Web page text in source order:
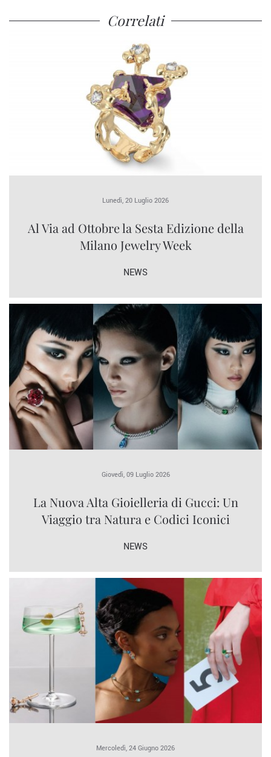
Correlati
Lunedì, 20 Luglio 2026
Al Via ad Ottobre la Sesta Edizione della
Milano Jewelry Week
NEWS
Giovedì, 09 Luglio 2026
La Nuova Alta Gioielleria di Gucci: Un
Viaggio tra Natura e Codici Iconici
NEWS
Mercoledì, 24 Giugno 2026